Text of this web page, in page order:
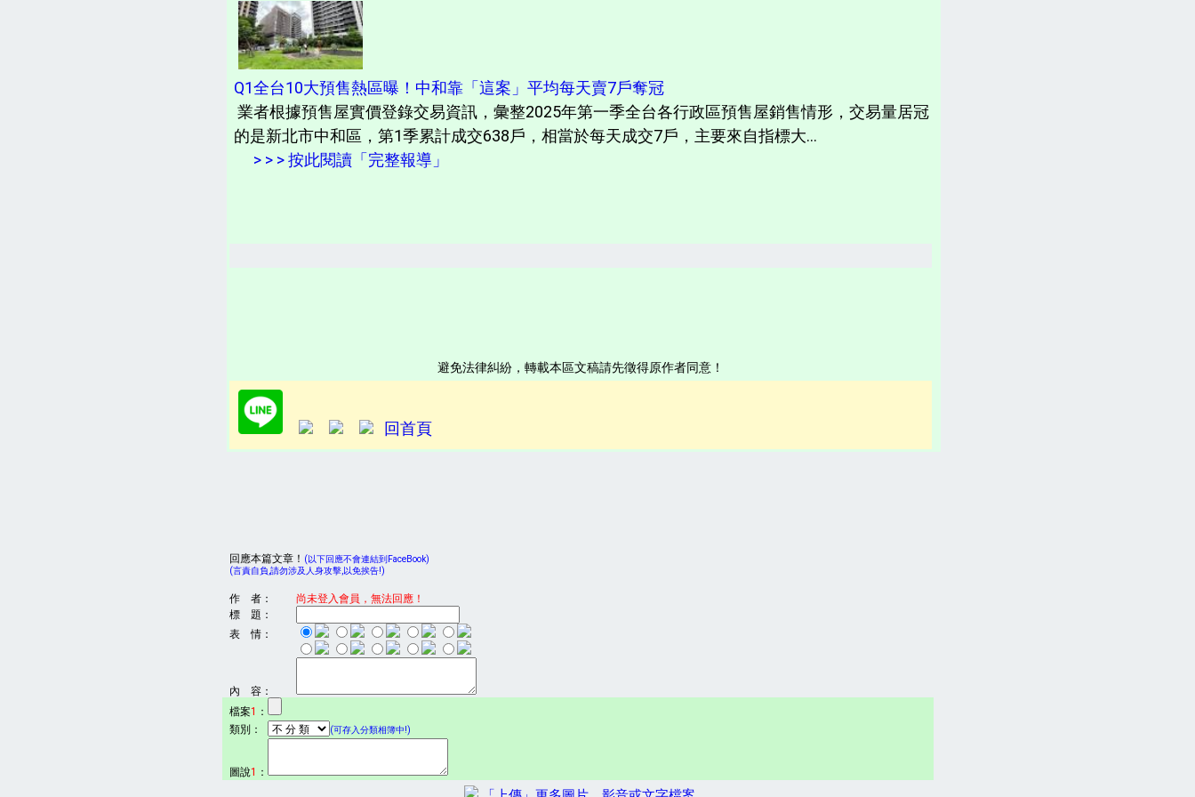
Q1全台10大預售熱區曝！中和靠「這案」平均每天賣7戶奪冠
業者根據預售屋實價登錄交易資訊，彙整2025年第一季全台各行政區預售屋銷售情形，交易量居冠
的是新北市中和區，第1季累計成交638戶，相當於每天成交7戶，主要來自指標大...
> > > 按此閱讀「完整報導」
避免法律糾紛，轉載本區文稿請先徵得原作者同意！
回首頁
回應本篇文章！ (以下回應不會連結到FaceBook)
(言責自負,請勿涉及人身攻擊,以免挨告!)
作 者：
尚未登入會員，無法回應！
標 題：
表 情：
內 容：
檔案1 ：
類別：
(可存入分類相簿中!)
圖說1 ：